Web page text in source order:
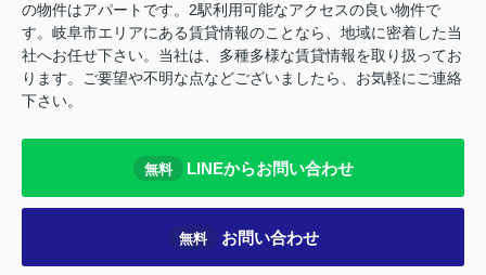
の物件はアパートです。2駅利用可能なアクセスの良い物件で
す。岐阜市エリアにある賃貸情報のことなら、地域に密着した当
社へお任せ下さい。当社は、多種多様な賃貸情報を取り扱ってお
ります。ご要望や不明な点などございましたら、お気軽にご連絡
下さい。
無料 LINEからお問い合わせ
無料 お問い合わせ